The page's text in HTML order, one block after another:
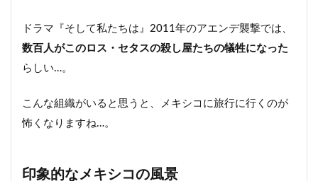
ドラマ『そして私たちは』2011年のアエンデ襲撃では、
数百人がこのロス・セタスの殺し屋たちの犠牲になった
らしい…。
こんな組織がいると思うと、メキシコに旅行に行くのが
怖くなりますね…。
印象的なメキシコの風景